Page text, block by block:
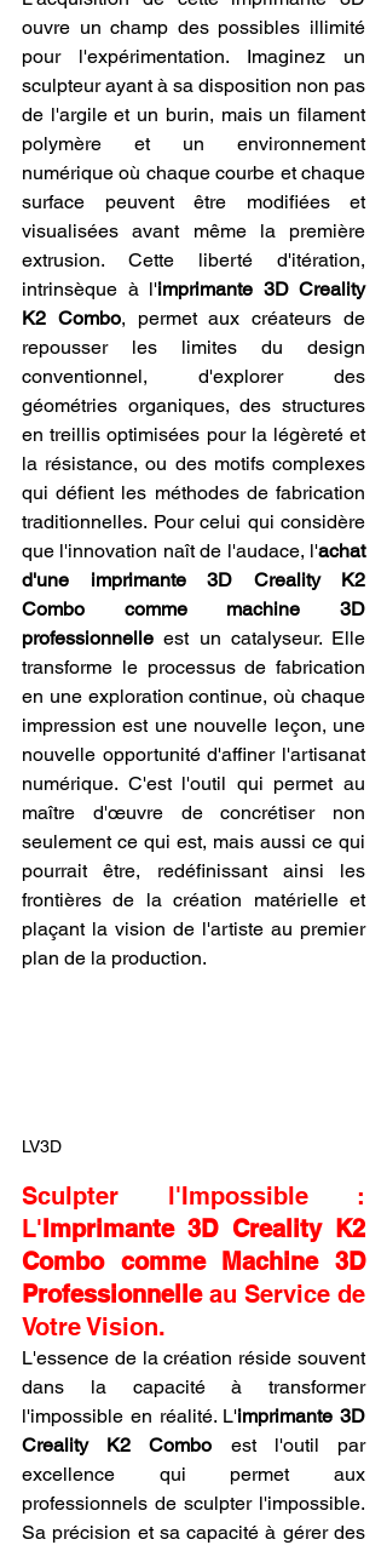
ouvre un champ des possibles illimité
pour l'expérimentation. Imaginez un
sculpteur ayant à sa disposition non pas
de l'argile et un burin, mais un filament
polymère et un environnement
numérique où chaque courbe et chaque
surface peuvent être modifiées et
visualisées avant même la première
extrusion. Cette liberté d'itération,
intrinsèque à l'imprimante 3D Creality
K2 Combo, permet aux créateurs de
repousser les limites du design
conventionnel, d'explorer des
géométries organiques, des structures
en treillis optimisées pour la légèreté et
la résistance, ou des motifs complexes
qui défient les méthodes de fabrication
traditionnelles. Pour celui qui considère
que l'innovation naît de l'audace, l'achat
d'une imprimante 3D Creality K2
Combo comme machine 3D
professionnelle est un catalyseur. Elle
transforme le processus de fabrication
en une exploration continue, où chaque
impression est une nouvelle leçon, une
nouvelle opportunité d'affiner l'artisanat
numérique. C'est l'outil qui permet au
maître d'œuvre de concrétiser non
seulement ce qui est, mais aussi ce qui
pourrait être, redéfinissant ainsi les
frontières de la création matérielle et
plaçant la vision de l'artiste au premier
plan de la production.
LV3D
Sculpter l'Impossible :
L'Imprimante 3D Creality K2
Combo comme Machine 3D
Professionnelle au Service de
Votre Vision.
L'essence de la création réside souvent
dans la capacité à transformer
l'impossible en réalité. L'imprimante 3D
Creality K2 Combo est l'outil par
excellence qui permet aux
professionnels de sculpter l'impossible.
Sa précision et sa capacité à gérer des